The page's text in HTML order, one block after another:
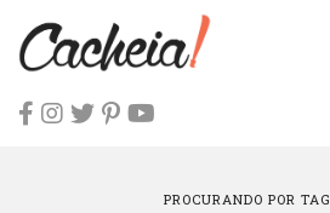
PROCURANDO POR TAG